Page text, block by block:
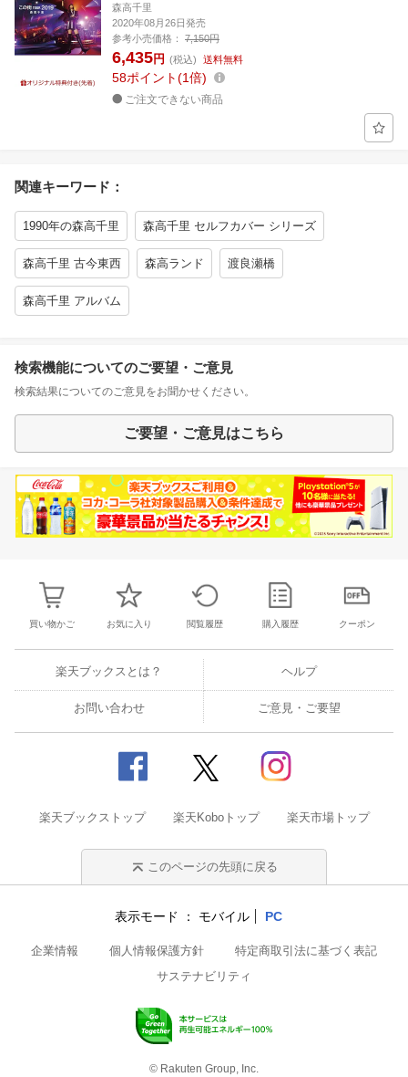
森高千里
2020年08月26日発売
参考小売価格：
7,150円
6,435円 (税込) 送料無料
58ポイント 1倍
ご注文できない商品
関連キーワード：
1990年の森高千里 森高千里 セルフカバー シリーズ
森高千里 古今東西 森高ランド 渡良瀬橋
森高千里 アルバム
検索機能についてのご要望・ご意見
検索結果についてのご意見をお聞かせください。
ご要望・ご意見はこちら
買い物かご お気に入り 閲覧履歴 購入履歴 クーポン
楽天ブックスとは？ ヘルプ
お問い合わせ ご意見・ご要望
楽天ブックストップ 楽天Koboトップ 楽天市場トップ
このページの先頭に戻る
表示モード モバイル PC
企業情報 個人情報保護方針
特定商取引法に基づく表記
サステナビリティ
© Rakuten Group, Inc.